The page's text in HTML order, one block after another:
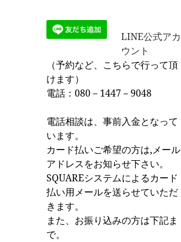
LINE公式アカ
ウント
（予約など、こちらで行って頂
けます）
電話：080－1447－9048
電話相談は、事前入金となって
います。
カード払いご希望の方は,メール
アドレスをお知らせ下さい。
SQUAREシステムによるカード
払い用メールを送らせていただ
きます。
また、お振り込みの方は下記ま
で。